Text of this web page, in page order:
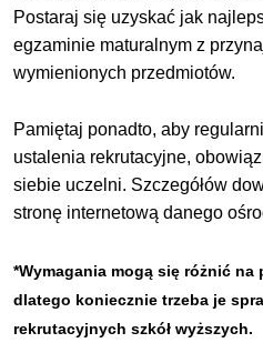
Postaraj się uzyskać jak
egzaminie maturalnym z
wymienionych przedmiotów.
Pamiętaj ponadto, aby
ustalenia rekrutacyjne,
siebie uczelni. Szczegółów
stronę internetową danego
*Wymagania mogą się różnić
dlatego koniecznie trzeba je
rekrutacyjnych szkół wyższych.